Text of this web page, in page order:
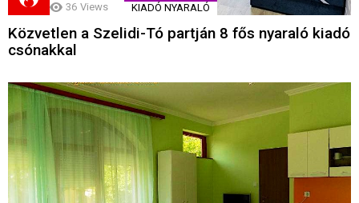
36 Views KIADÓ NYARALÓ
Közvetlen a Szelidi-Tó partján 8 fős nyaraló kiadó
csónakkal